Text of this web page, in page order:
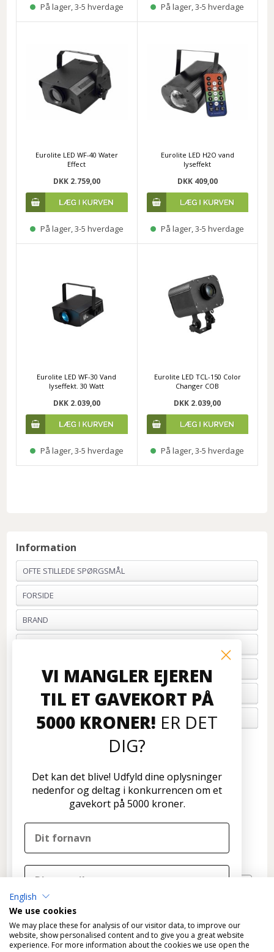
På lager, 3-5 hverdage På lager, 3-5 hverdage
Eurolite LED WF-40 Water
Effect
DKK 2.759,00
På lager, 3-5 hverdage
Eurolite LED H2O vand
lyseffekt
DKK 409,00
På lager, 3-5 hverdage
Eurolite LED WF-30 Vand
lyseffekt. 30 Watt
DKK 2.039,00
På lager, 3-5 hverdage
Eurolite LED TCL-150 Color
Changer COB
DKK 2.039,00
På lager, 3-5 hverdage
Information
OFTE STILLEDE SPØRGSMÅL
FORSIDE
BRAND
BETALING
FORTRYD ORDRE
OM OS
Formervangen 17
2600 Glostrup
Nyhedsbrev
English
We use cookies
We may place these for analysis of our visitor data, to improve our
website, show personalised content and to give you a great website
experience. For more information about the cookies we use open the
VI MANGLER EJEREN
TIL ET GAVEKORT PÅ
5000 KRONER! ER DET
DIG?
Det kan det blive! Udfyld dine oplysninger
nedenfor og deltag i konkurrencen om et
gavekort på 5000 kroner.
DELTAG I KONKURRENCEN
Nej tak, det skal ikke være mig